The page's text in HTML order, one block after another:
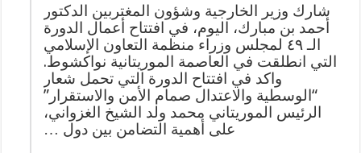
شارك وزير الخارجية وشؤون المغتربين الدكتور
أحمد بن مبارك، اليوم، في افتتاح أعمال الدورة
الـ ٤٩ لمجلس وزراء منظمة التعاون الإسلامي
التي انطلقت في العاصمة الموريتانية نواكشوط.
واكد في افتتاح الدورة التي تحمل شعار
“الوسطية والاعتدال صمام الأمن والاستقرار”
الرئيس الموريتاني محمد ولد الشيخ الغزواني،
على أهمية التضامن بين دول …